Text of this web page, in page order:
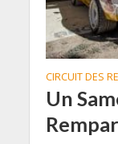
CIRCUIT DES
Un